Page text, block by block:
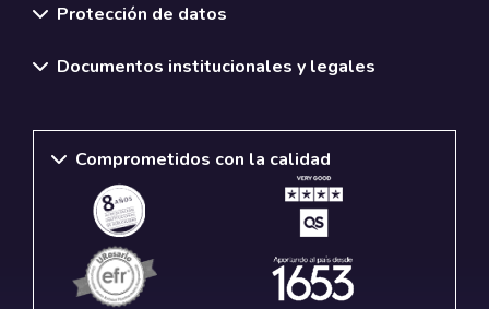
Protección de datos
Documentos institucionales y legales
Comprometidos con la calidad